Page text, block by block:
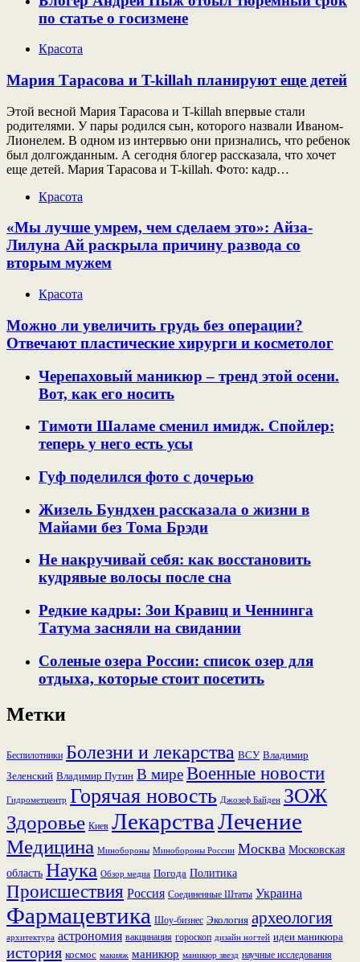
по статье о госизмене
Красота
Мария Тарасова и T-killah планируют еще детей
Этой весной Мария Тарасова и T-killah впервые стали
родителями. У пары родился сын, которого назвали Иваном-
Лионелем. В одном из интервью они признались, что ребенок
был долгожданным. А сегодня блогер рассказала, что хочет
еще детей. Мария Тарасова и T-killah. Фото: кадр…
Красота
«Мы лучше умрем, чем сделаем это»: Айза-
Лилуна Ай раскрыла причину развода со
вторым мужем
Красота
Можно ли увеличить грудь без операции?
Отвечают пластические хирурги и косметолог
Черепаховый маникюр – тренд этой осени.
Вот, как его носить
Тимоти Шаламе сменил имидж. Спойлер:
теперь у него есть усы
Гуф поделился фото с дочерью
Жизель Бундхен рассказала о жизни в
Майами без Тома Брэди
Не накручивай себя: как восстановить
кудрявые волосы после сна
Редкие кадры: Зои Кравиц и Ченнинга
Татума засняли на свидании
Соленые озера России: список озер для
отдыха, которые стоит посетить
Метки
Беспилотники Болезни и лекарства ВСУ Владимир
Зеленский Владимир Путин В миреВоенные новости
Гидрометцентр Горячая новость Джозеф Байден ЗОЖ
Здоровье Киев ЛекарстваЛечение
Медицина Минобороны Минобороны России Москва Московская
область Наука Обзор медиа Погода Политика
Происшествия Россия Соединенные Штаты Украина
Фармацевтика Шоу-бизнес Экология археология
архитектура астрономия вакцинация гороскоп дизайн ногтей идеи маникюра
история космос макияж маникюр маникюр звезд научные исследования